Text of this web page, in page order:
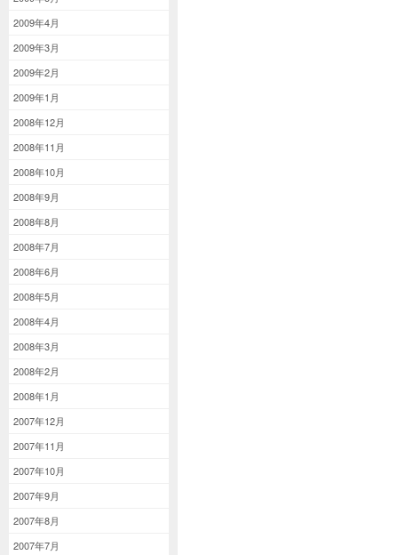
2009年4月
2009年3月
2009年2月
2009年1月
2008年12月
2008年11月
2008年10月
2008年9月
2008年8月
2008年7月
2008年6月
2008年5月
2008年4月
2008年3月
2008年2月
2008年1月
2007年12月
2007年11月
2007年10月
2007年9月
2007年8月
2007年7月